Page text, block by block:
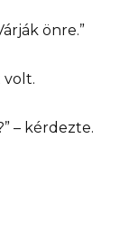
önre.”
volt.
– kérdezte.